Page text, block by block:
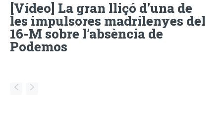
[Vídeo] La gran lliçó d’una de
les impulsores madrilenyes del
16-M sobre l’absència de
Podemos